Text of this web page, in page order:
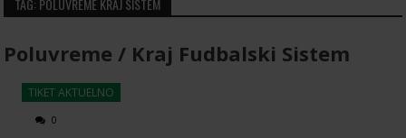
TAG: POLUVREME KRAJ SISTEM
Poluvreme / Kraj Fudbalski Sistem
TIKET AKTUELNO
0